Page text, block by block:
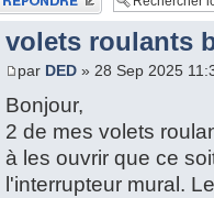
volets roulants
par DED » 28 Sep 2025
Bonjour,
2 de mes volets
à les ouvrir que ce
l'interrupteur mural.